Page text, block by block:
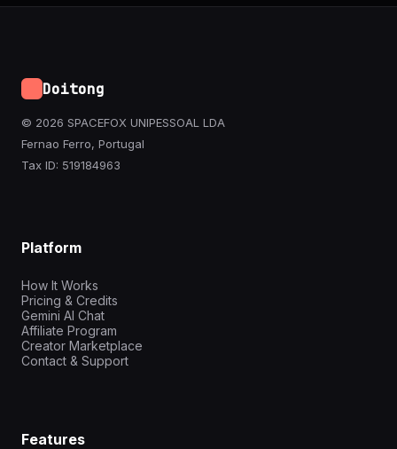
Doitong
© 2026 SPACEFOX UNIPESSOAL LDA
Fernao Ferro, Portugal
Tax ID: 519184963
Platform
How It Works
Pricing & Credits
Gemini AI Chat
Affiliate Program
Creator Marketplace
Contact & Support
Features